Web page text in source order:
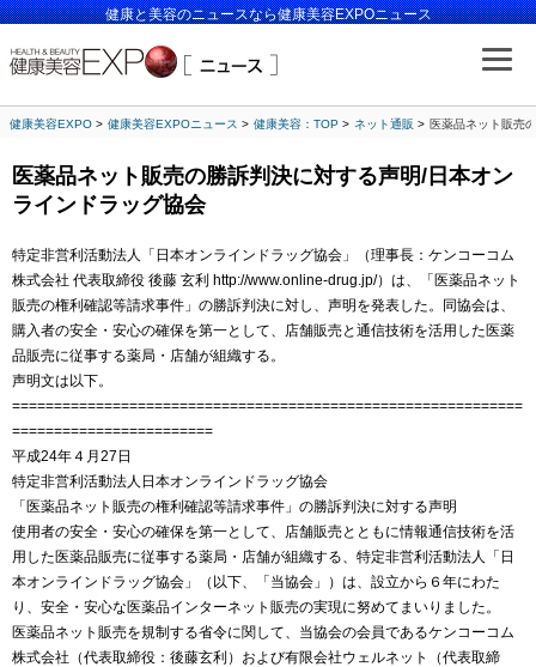
健康と美容のニュースなら健康美容EXPOニュース
健康美容EXPO 健康美容EXPOニュース 健康美容：TOP ネット通販 医薬品ネット販売
医薬品ネット販売の勝訴判決に対する声明/日本オン
ラインドラッグ協会
特定非営利活動法人「日本オンラインドラッグ協会」（理事長：ケンコーコム
株式会社 代表取締役 後藤 玄利 http://www.online-drug.jp/）は、「医薬品ネット
販売の権利確認等請求事件」の勝訴判決に対し、声明を発表した。同協会は、
購入者の安全・安心の確保を第一として、店舗販売と通信技術を活用した医薬
品販売に従事する薬局・店舗が組織する。
声明文は以下。
=============================================================
========================
平成24年４月27日
特定非営利活動法人日本オンラインドラッグ協会
「医薬品ネット販売の権利確認等請求事件」の勝訴判決に対する声明
使用者の安全・安心の確保を第一として、店舗販売とともに情報通信技術を活
用した医薬品販売に従事する薬局・店舗が組織する、特定非営利活動法人「日
本オンラインドラッグ協会」（以下、「当協会」）は、設立から６年にわた
り、安全・安心な医薬品インターネット販売の実現に努めてまいりました。
医薬品ネット販売を規制する省令に関して、当協会の会員であるケンコーコム
株式会社（代表取締役：後藤玄利）および有限会社ウェルネット（代表取締